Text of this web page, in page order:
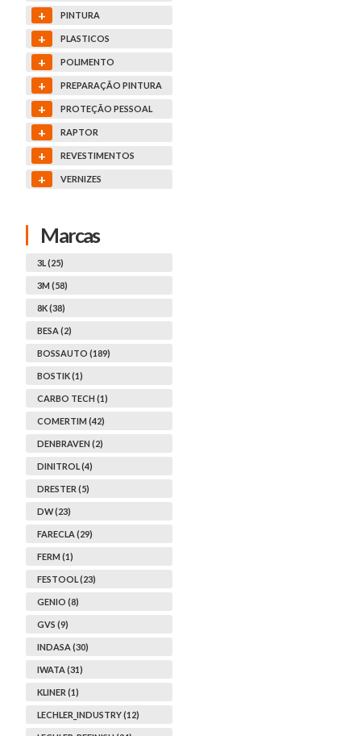
+ PINTURA
+ PLASTICOS
+ POLIMENTO
+ PREPARAÇÃO PINTURA
+ PROTEÇÃO PESSOAL
+ RAPTOR
+ REVESTIMENTOS
+ VERNIZES
Marcas
3L (25)
3M (58)
8K (38)
BESA (2)
BOSSAUTO (189)
BOSTIK (1)
CARBO TECH (1)
COMERTIM (42)
DENBRAVEN (2)
DINITROL (4)
DRESTER (5)
DW (23)
FARECLA (29)
FERM (1)
FESTOOL (23)
GENIO (8)
GVS (9)
INDASA (30)
IWATA (31)
KLINER (1)
LECHLER_INDUSTRY (12)